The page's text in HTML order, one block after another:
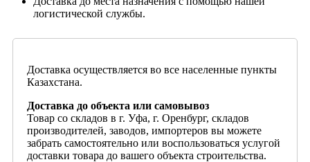
логистической службы.
Доставка осуществляется во все населенные пункты
Казахстана.
Доставка до объекта или самовывоз
Товар со складов в г. Уфа, г. Оренбург, складов
производителей, заводов, импортеров вы можете
забрать самостоятельно или воспользоваться услугой
доставки товара до вашего объекта строительства.